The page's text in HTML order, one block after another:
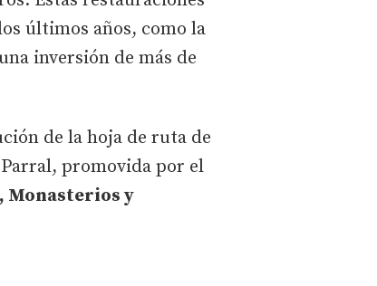
últimos años, como la
inversión de más de
de la hoja de ruta de
promovida por el
Monasterios y